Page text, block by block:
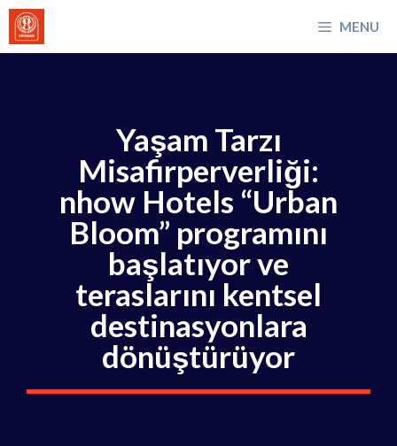
İçeriğe
atla
MENU
Yaşam Tarzı
Misafirperverliği:
nhow Hotels “Urban
Bloom” programını
başlatıyor ve
teraslarını kentsel
destinasyonlara
dönüştürüyor